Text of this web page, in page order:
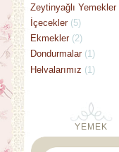
Zeytinyağlı Yemekler
İçecekler (5)
Ekmekler (2)
Dondurmalar (1)
Helvalarımız (1)
YEMEK